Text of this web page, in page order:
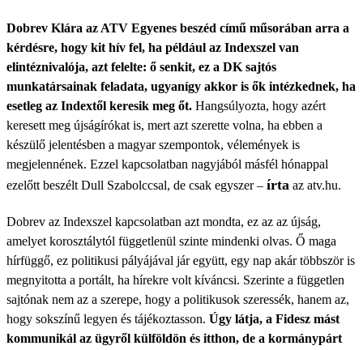
Dobrev Klára az ATV Egyenes beszéd című műsorában arra a
kérdésre, hogy kit hív fel, ha például az Indexszel van
elintéznivalója, azt felelte: ő senkit, ez a DK sajtós
munkatársainak feladata, ugyanígy akkor is ők intézkednek, ha
esetleg az Indextől keresik meg őt. Hangsúlyozta, hogy azért
keresett meg újságírókat is, mert azt szerette volna, ha ebben a
készülő jelentésben a magyar szempontok, vélemények is
megjelennének. Ezzel kapcsolatban nagyjából másfél hónappal
ezelőtt beszélt Dull Szabolccsal, de csak egyszer – írta az atv.hu.
Dobrev az Indexszel kapcsolatban azt mondta, ez az az újság,
amelyet korosztálytól függetlenül szinte mindenki olvas. Ő maga
hírfüggő, ez politikusi pályájával jár együtt, egy nap akár többször is
megnyitotta a portált, ha hírekre volt kíváncsi. Szerinte a független
sajtónak nem az a szerepe, hogy a politikusok szeressék, hanem az,
hogy sokszínű legyen és tájékoztasson. Úgy látja, a Fidesz mást
kommunikál az ügyről külföldön és itthon, de a kormánypárt